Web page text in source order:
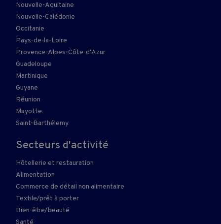
Nouvelle-Aquitaine
Nouvelle-Calédonie
Occitanie
Pays-de-la-Loire
Provence-Alpes-Côte-d'Azur
Guadeloupe
Martinique
Guyane
Réunion
Mayotte
Saint-Barthélemy
Secteurs d'activité
Hôtellerie et restauration
Alimentation
Commerce de détail non alimentaire
Textile/prêt à porter
Bien-être/beauté
Santé